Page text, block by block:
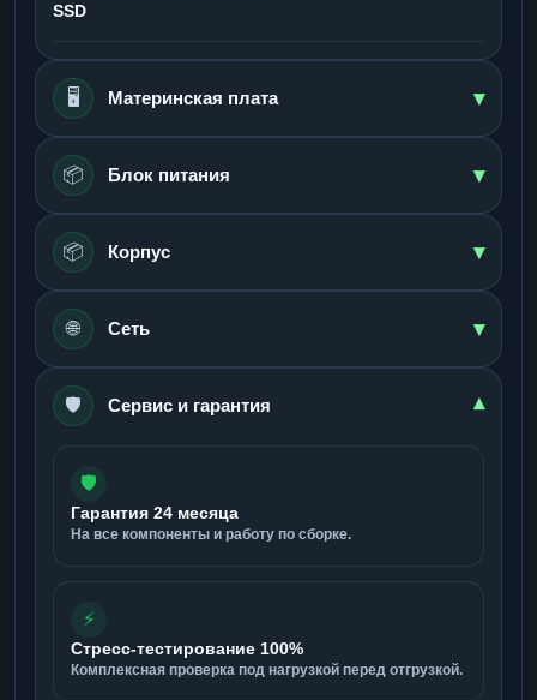
SSD
🖥️ Материнская плата ▾
📦 Блок питания ▾
📦 Корпус ▾
🌐 Сеть ▾
🛡️ Сервис и гарантия ▾
🛡️
Гарантия 24 месяца
На все компоненты и работу по сборке.
⚡
Стресс-тестирование 100%
Комплексная проверка под нагрузкой перед отгрузкой.